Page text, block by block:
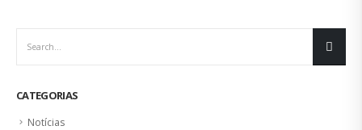
CATEGORIAS
Notícias